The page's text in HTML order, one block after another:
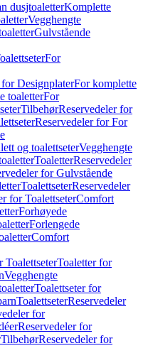
dusjtoaletterKomplette
Vegghengte
Gulvstående
For
DesignplaterFor komplette
toaletterFor
TilbehørReservedeler for
Reservedeler for For
og toalettseterVegghengte
ToaletterReservedeler
for Gulvstående
ToalettseterReservedeler
for ToalettseterComfort
Forhøyede
Forlengede
Comfort
ToalettseterToaletter for
Vegghengte
Toalettseter for
ToalettseterReservedeler
for
Reservedeler for
TilbehørReservedeler for